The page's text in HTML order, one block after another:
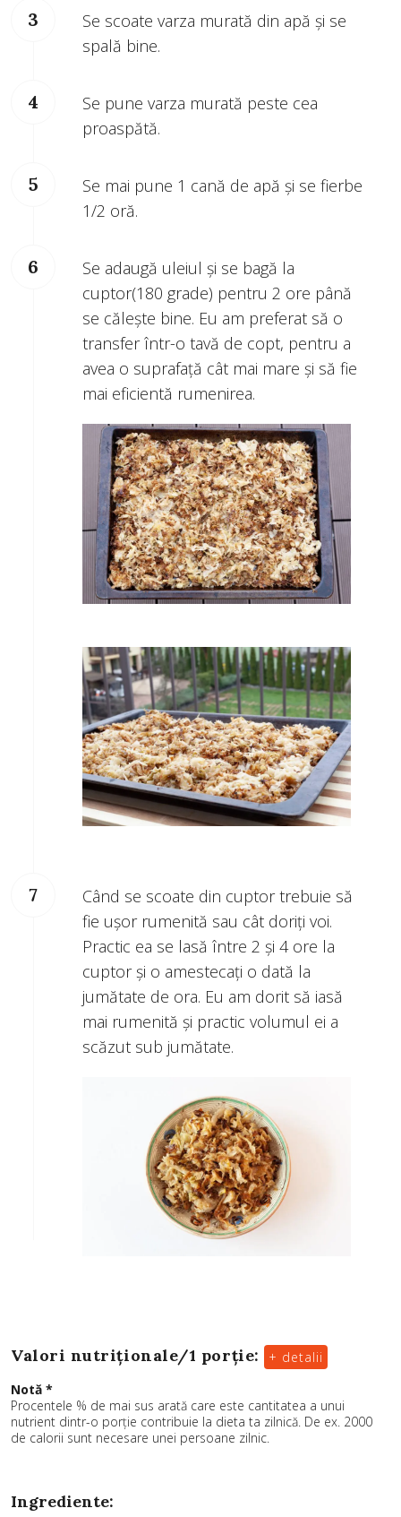
Se scoate varza murată din apă și se
spală bine.
Se pune varza murată peste cea
proaspătă.
Se mai pune 1 cană de apă și se fierbe
1/2 oră.
Se adaugă uleiul și se bagă la
cuptor(180 grade) pentru 2 ore până
se călește bine. Eu am preferat să o
transfer într-o tavă de copt, pentru a
avea o suprafață cât mai mare și să fie
mai eficientă rumenirea.
Când se scoate din cuptor trebuie să
fie ușor rumenită sau cât doriți voi.
Practic ea se lasă între 2 și 4 ore la
cuptor și o amestecați o dată la
jumătate de ora. Eu am dorit să iasă
mai rumenită și practic volumul ei a
scăzut sub jumătate.
Valori nutriționale/1 porție:
+ detalii
Notă *
Procentele % de mai sus arată care este cantitatea a unui
nutrient dintr-o porție contribuie la dieta ta zilnică. De ex. 2000
de calorii sunt necesare unei persoane zilnic.
Ingrediente: